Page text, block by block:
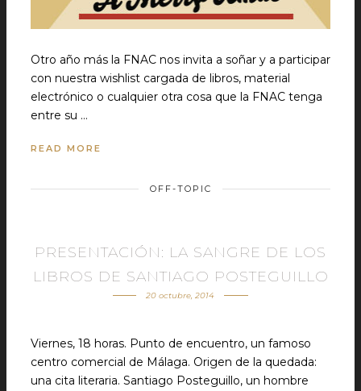
Otro año más la FNAC nos invita a soñar y a participar
con nuestra wishlist cargada de libros, material
electrónico o cualquier otra cosa que la FNAC tenga
entre su …
READ MORE
OFF-TOPIC
PRESENTACIÓN: LA SANGRE DE LOS
LIBROS DE SANTIAGO POSTEGUILLO
20 octubre, 2014
Viernes, 18 horas. Punto de encuentro, un famoso
centro comercial de Málaga. Origen de la quedada:
una cita literaria. Santiago Posteguillo, un hombre